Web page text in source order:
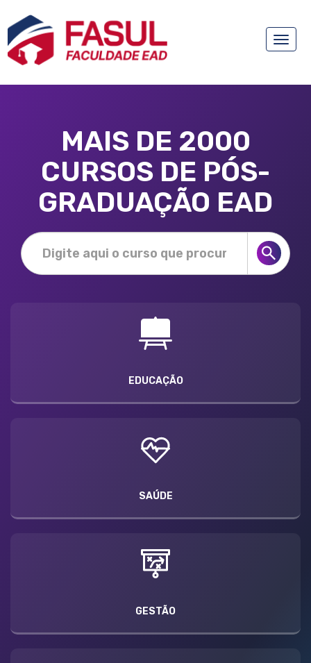
Toggle
MAIS DE 2000
CURSOS DE PÓS-
GRADUAÇÃO EAD
EDUCAÇÃO
SAÚDE
GESTÃO